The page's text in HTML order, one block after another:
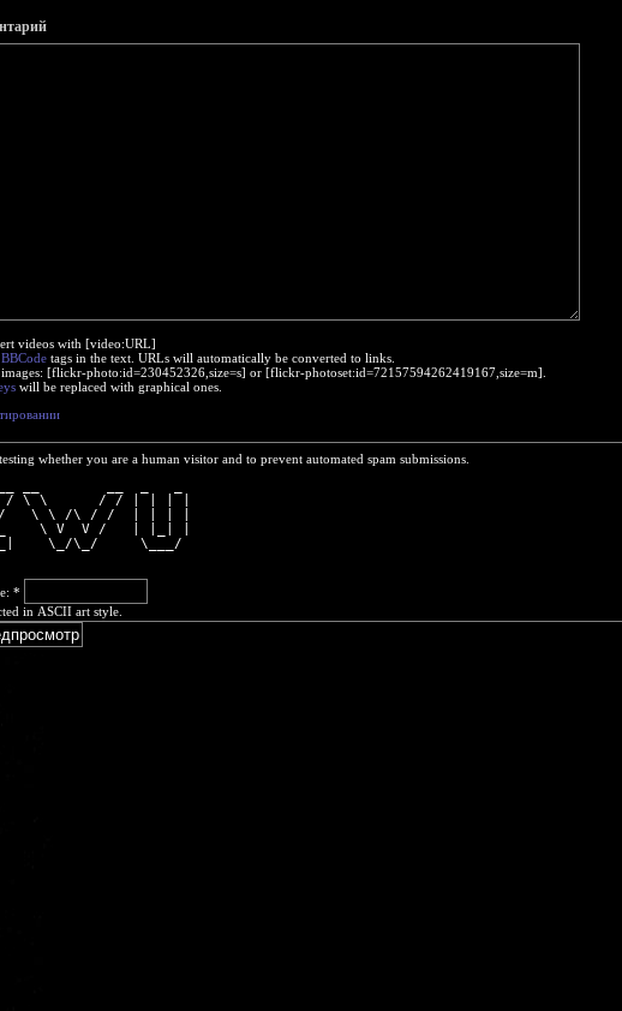
videos with [video:URL]
BBCode tags in the text. URLs will automatically be converted to links.
[flickr-photo:id=230452326,size=s] or [flickr-photoset:id=72157594262419167,size=m].
will be replaced with graphical ones.
whether you are a human visitor and to prevent automated spam submissions.
/ \ \      / / | | | |
\ \ /\ / /  | | | |
\ V  V /   | |_| |
\_/\_/     \___/
*
in ASCII art style.